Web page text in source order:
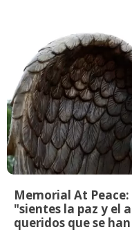
Memorial At
"sientes la paz y el
queridos que se